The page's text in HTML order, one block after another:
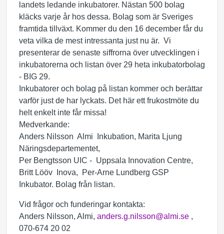
landets ledande inkubatorer. Nästan 500 bolag
kläcks varje år hos dessa. Bolag som är Sveriges
framtida tillväxt. Kommer du den 16 december får du
veta vilka de mest intressanta just nu är. Vi
presenterar de senaste siffrorna över utvecklingen i
inkubatorerna och listan över 29 heta inkubatorbolag
- BIG 29.
Inkubatorer och bolag på listan kommer och berättar
varför just de har lyckats. Det här ett frukostmöte du
helt enkelt inte får missa!
Medverkande:
Anders Nilsson Almi Inkubation, Marita Ljung
Näringsdepartementet,
Per Bengtsson UIC - Uppsala Innovation Centre,
Britt Lööv Inova, Per-Arne Lundberg GSP
Inkubator. Bolag från listan.
Vid frågor och funderingar kontakta:
Anders Nilsson, Almi, anders.g.nilsson@almi.se ,
070-674 20 02